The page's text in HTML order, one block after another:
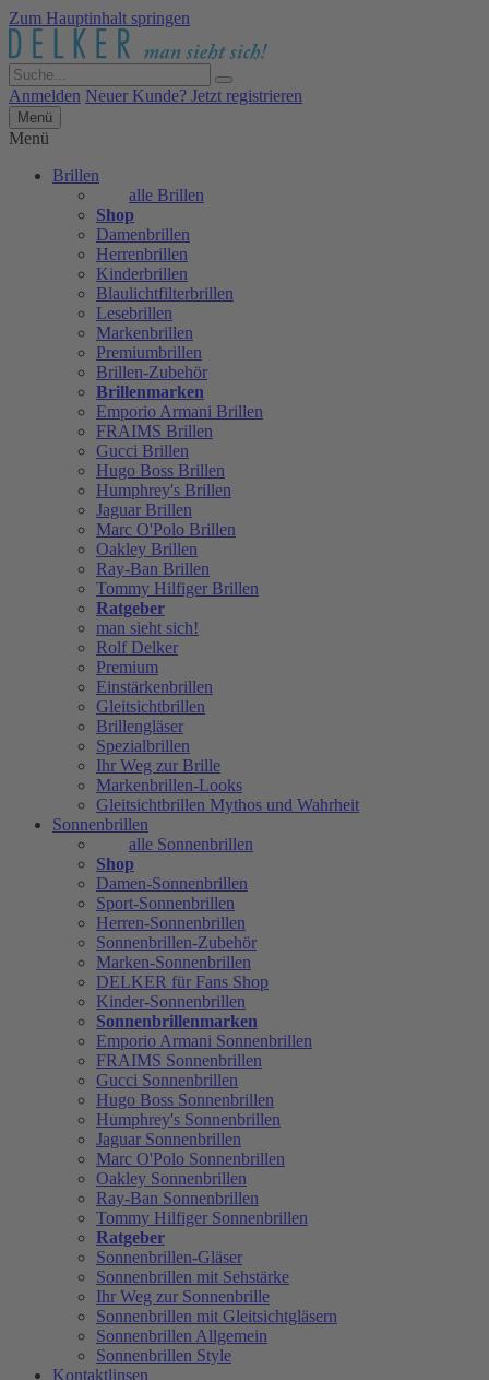
Zum Hauptinhalt springen
Anmelden Neuer Kunde? Jetzt registrieren
Menü
Menü
Brillen
alle Brillen
Shop
Damenbrillen
Herrenbrillen
Kinderbrillen
Blaulichtfilterbrillen
Lesebrillen
Markenbrillen
Premiumbrillen
Brillen-Zubehör
Brillenmarken
Emporio Armani Brillen
FRAIMS Brillen
Gucci Brillen
Hugo Boss Brillen
Humphrey's Brillen
Jaguar Brillen
Marc O'Polo Brillen
Oakley Brillen
Ray-Ban Brillen
Tommy Hilfiger Brillen
Ratgeber
man sieht sich!
Rolf Delker
Premium
Einstärkenbrillen
Gleitsichtbrillen
Brillengläser
Spezialbrillen
Ihr Weg zur Brille
Markenbrillen-Looks
Gleitsichtbrillen Mythos und Wahrheit
Sonnenbrillen
alle Sonnenbrillen
Shop
Damen-Sonnenbrillen
Sport-Sonnenbrillen
Herren-Sonnenbrillen
Sonnenbrillen-Zubehör
Marken-Sonnenbrillen
DELKER für Fans Shop
Kinder-Sonnenbrillen
Sonnenbrillenmarken
Emporio Armani Sonnenbrillen
FRAIMS Sonnenbrillen
Gucci Sonnenbrillen
Hugo Boss Sonnenbrillen
Humphrey's Sonnenbrillen
Jaguar Sonnenbrillen
Marc O'Polo Sonnenbrillen
Oakley Sonnenbrillen
Ray-Ban Sonnenbrillen
Tommy Hilfiger Sonnenbrillen
Ratgeber
Sonnenbrillen-Gläser
Sonnenbrillen mit Sehstärke
Ihr Weg zur Sonnenbrille
Sonnenbrillen mit Gleitsichtgläsern
Sonnenbrillen Allgemein
Sonnenbrillen Style
Kontaktlinsen